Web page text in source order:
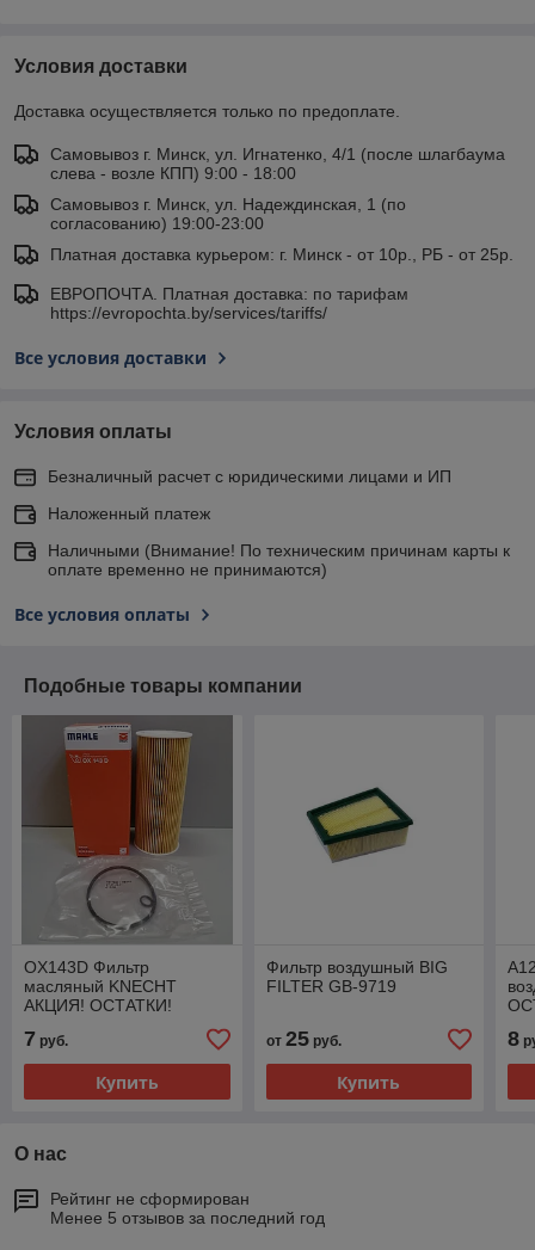
Условия доставки
Доставка осуществляется только по предоплате.
Самовывоз г. Минск, ул. Игнатенко, 4/1 (после шлагбаума
слева - возле КПП) 9:00 - 18:00
Самовывоз г. Минск, ул. Надеждинская, 1 (по
согласованию) 19:00-23:00
Платная доставка курьером: г. Минск - от 10р., РБ - от 25р.
ЕВРОПОЧТА. Платная доставка: по тарифам
https://evropochta.by/services/tariffs/
Все условия доставки
Условия оплаты
Безналичный расчет с юридическими лицами и ИП
Наложенный платеж
Наличными (Внимание! По техническим причинам карты к
оплате временно не принимаются)
Все условия оплаты
Подобные товары компании
OX143D Фильтр
масляный KNECHT
АКЦИЯ! ОСТАТКИ!
7 руб.
Купить
Фильтр воздушный BIG
FILTER GB-9719
от 25руб.
Купить
8
О нас
Рейтинг не сформирован
Менее 5 отзывов за последний год